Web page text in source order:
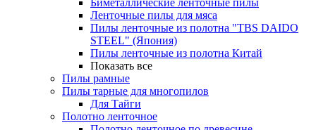
Биметаллические ленточные пилы
Ленточные пилы для мяса
Пилы ленточные из полотна "TBS DAIDO
STEEL" (Япония)
Пилы ленточные из полотна Китай
Показать все
Пилы рамные
Пилы тарные для многопилов
Для Тайги
Полотно ленточное